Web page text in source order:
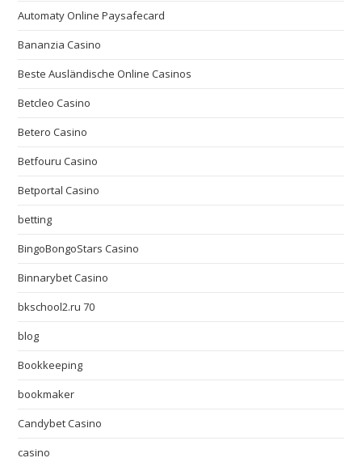
Automaty Online Paysafecard
Bananzia Casino
Beste Ausländische Online Casinos
Betcleo Casino
Betero Casino
Betfouru Casino
Betportal Casino
betting
BingoBongoStars Casino
Binnarybet Casino
bkschool2.ru 70
blog
Bookkeeping
bookmaker
Candybet Casino
casino